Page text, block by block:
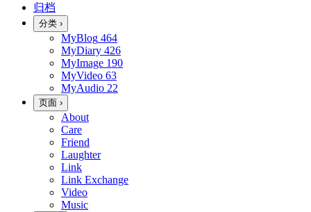
归档
分类 ›
MyBlog 464
MyDiary 426
MyImage 190
MyVideo 63
MyAudio 22
页面 ›
About
Care
Friend
Laughter
Link
Link Exchange
Video
Music